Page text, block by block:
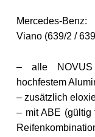
Mercedes-Benz:
Viano (639/2 /
– alle NOVUS
hochfestem
– zusätzlich
– mit ABE (gültig